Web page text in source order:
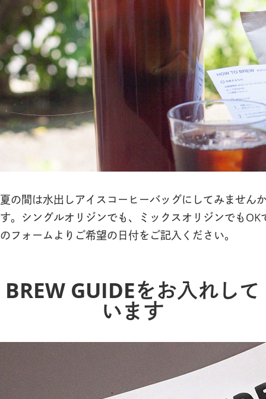
夏の間は水出しアイスコーヒーバッグにしてみません
す。シングルオリジンでも、ミックスオリジンでも
のフォームよりご希望の日付をご記入ください。
BREW GUIDEをお入れして
います